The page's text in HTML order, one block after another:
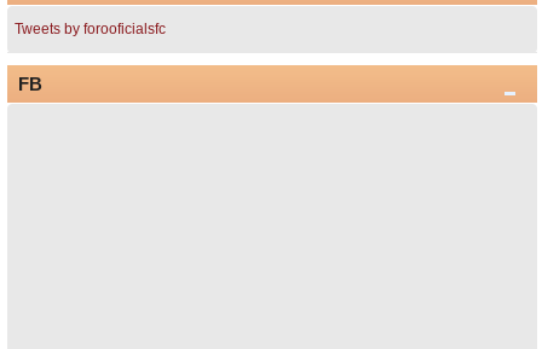
Tweets by forooficialsfc
FB